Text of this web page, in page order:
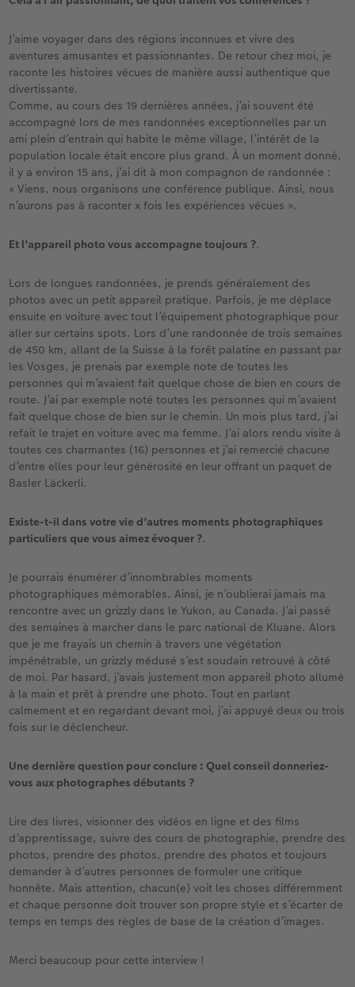
J’aime voyager dans des régions inconnues et vivre des
aventures amusantes et passionnantes. De retour chez moi, je
raconte les histoires vécues de manière aussi authentique que
divertissante.
Comme, au cours des 19 dernières années, j’ai souvent été
accompagné lors de mes randonnées exceptionnelles par un
ami plein d’entrain qui habite le même village, l’intérêt de la
population locale était encore plus grand. À un moment donné,
il y a environ 15 ans, j’ai dit à mon compagnon de randonnée :
« Viens, nous organisons une conférence publique. Ainsi, nous
n’aurons pas à raconter x fois les expériences vécues ».
Et l’appareil photo vous accompagne toujours ?.
Lors de longues randonnées, je prends généralement des
photos avec un petit appareil pratique. Parfois, je me déplace
ensuite en voiture avec tout l’équipement photographique pour
aller sur certains spots. Lors d’une randonnée de trois semaines
de 450 km, allant de la Suisse à la forêt palatine en passant par
les Vosges, je prenais par exemple note de toutes les
personnes qui m’avaient fait quelque chose de bien en cours de
route. J’ai par exemple noté toutes les personnes qui m’avaient
fait quelque chose de bien sur le chemin. Un mois plus tard, j’ai
refait le trajet en voiture avec ma femme. J’ai alors rendu visite à
toutes ces charmantes (16) personnes et j’ai remercié chacune
d’entre elles pour leur générosité en leur offrant un paquet de
Basler Läckerli.
Existe-t-il dans votre vie d’autres moments photographiques
particuliers que vous aimez évoquer ?.
Je pourrais énumérer d’innombrables moments
photographiques mémorables. Ainsi, je n’oublierai jamais ma
rencontre avec un grizzly dans le Yukon, au Canada. J’ai passé
des semaines à marcher dans le parc national de Kluane. Alors
que je me frayais un chemin à travers une végétation
impénétrable, un grizzly médusé s’est soudain retrouvé à côté
de moi. Par hasard, j’avais justement mon appareil photo allumé
à la main et prêt à prendre une photo. Tout en parlant
calmement et en regardant devant moi, j’ai appuyé deux ou trois
fois sur le déclencheur.
Une dernière question pour conclure : Quel conseil donneriez-
vous aux photographes débutants ?
Lire des livres, visionner des vidéos en ligne et des films
d’apprentissage, suivre des cours de photographie, prendre des
photos, prendre des photos, prendre des photos et toujours
demander à d’autres personnes de formuler une critique
honnête. Mais attention, chacun(e) voit les choses différemment
et chaque personne doit trouver son propre style et s’écarter de
temps en temps des règles de base de la création d’images.
Merci beaucoup pour cette interview !